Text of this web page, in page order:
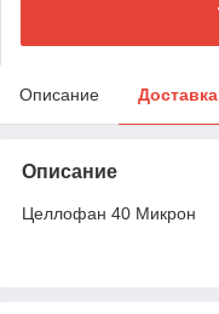
Описание Доставка
Описание
Целлофан 40 Микрон